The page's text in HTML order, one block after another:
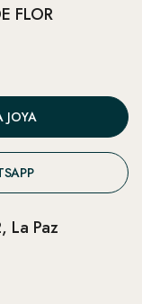
FLOR
JOYA
La Paz